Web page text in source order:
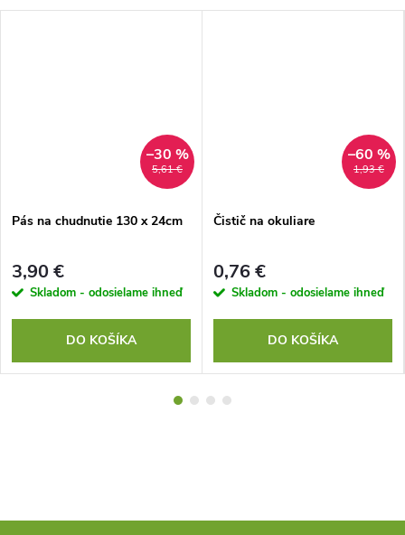
5,61 €
–30 %
Pás na chudnutie 130 x 24cm
3,90 €
Skladom - odosielame ihneď
DO KOŠÍKA
1,93 €
–60 %
Čistič na okuliare
0,76 €
Skladom - odosielame ihneď
DO KOŠÍKA